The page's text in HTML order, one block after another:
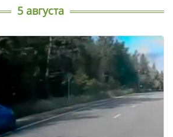
5 августа